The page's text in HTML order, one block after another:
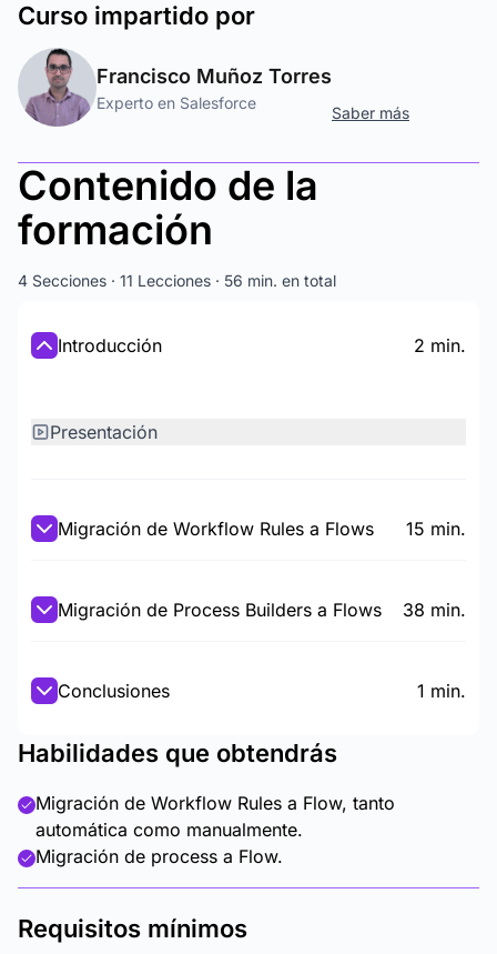
Curso impartido por
Francisco Muñoz Torres
Experto en Salesforce
Saber más
Contenido de la
formación
4 Secciones · 11 Lecciones · 56 min. en total
Introducción 2 min.
Presentación
Migración de Workflow Rules a Flows 15 min.
Migración de Process Builders a Flows 38 min.
Conclusiones 1 min.
Habilidades que obtendrás
Migración de Workflow Rules a Flow, tanto
automática como manualmente.
Migración de process a Flow.
Requisitos mínimos